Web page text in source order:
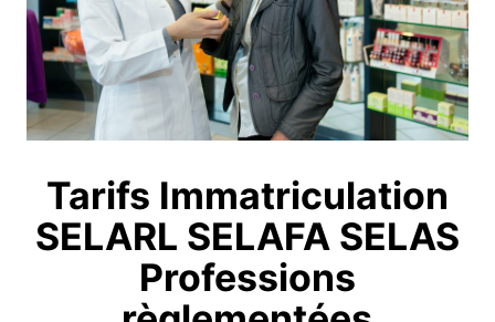
Tarifs Immatriculation
SELARL SELAFA SELAS
Professions